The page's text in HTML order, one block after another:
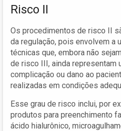
Risco II
Os procedimentos de risco II
da regulação, pois envolvem a
técnicas que, embora não
de risco III, ainda representam
complicação ou dano ao
realizadas em condições
Esse grau de risco inclui, por
produtos para preenchimento
ácido hialurônico,